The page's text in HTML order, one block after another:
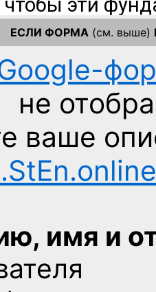
ЕСЛИ ФОРМА (см. выше)
не
ваше
имя и